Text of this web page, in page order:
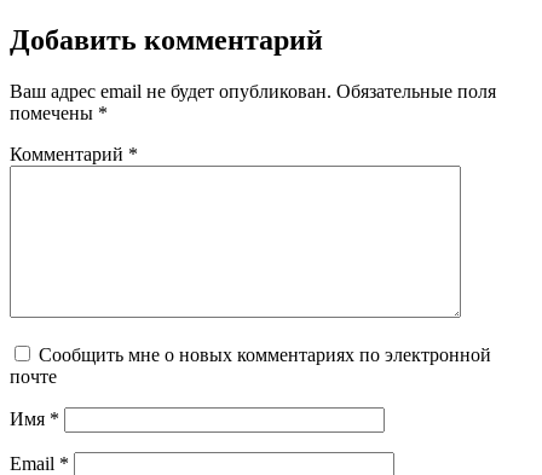
Добавить комментарий
Ваш адрес email не будет опубликован. Обязательные поля
помечены *
Комментарий *
Сообщить мне о новых комментариях по электронной
почте
Имя *
Email *